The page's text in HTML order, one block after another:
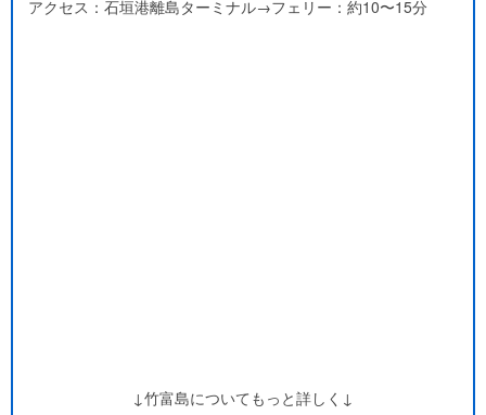
アクセス：石垣港離島ターミナル→フェリー：約10〜15分
↓竹富島についてもっと詳しく↓